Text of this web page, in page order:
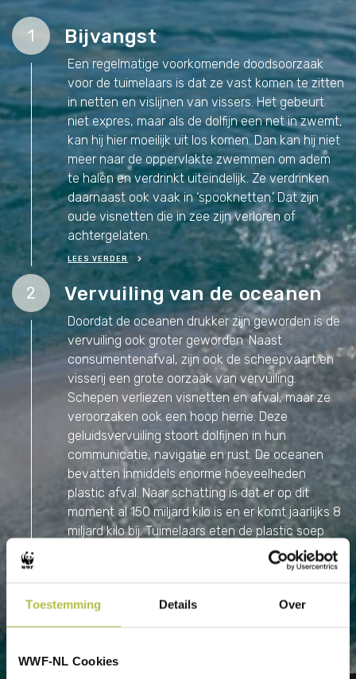
Toestemming Details Over
WWF-NL Cookies
1 Bijvangst
Een regelmatige voorkomende doodsoorzaak
voor de tuimelaars is dat ze vast komen te zitten
in netten en vislijnen van vissers. Het gebeurt
niet expres, maar als de dolfijn een net in zwemt,
kan hij hier moeilijk uit los komen. Dan kan hij niet
meer naar de oppervlakte zwemmen om adem
te halen en verdrinkt uiteindelijk. Ze verdrinken
daarnaast ook vaak in ‘spooknetten.’ Dat zijn
oude visnetten die in zee zijn verloren of
achtergelaten.
LEES VERDER
2 Vervuiling van de oceanen
Doordat de oceanen drukker zijn geworden is de
vervuiling ook groter geworden. Naast
consumentenafval, zijn ook de scheepvaart en
visserij een grote oorzaak van vervuiling.
Schepen verliezen visnetten en afval, maar ze
veroorzaken ook een hoop herrie. Deze
geluidsvervuiling stoort dolfijnen in hun
communicatie, navigatie en rust. De oceanen
bevatten inmiddels enorme hoeveelheden
plastic afval. Naar schatting is dat er op dit
moment al 150 miljard kilo is en er komt jaarlijks 8
miljard kilo bij. Tuimelaars eten de plastic soep
kunnen eraan sterven.
3 Klimaatverandering
op de levens van tuimelaars. De dieren zijn